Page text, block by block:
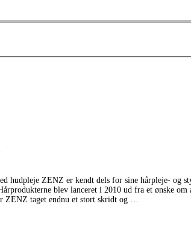
hudpleje ZENZ er kendt dels for sine hårpleje- og
blev lanceret i 2010 ud fra et ønske
ZENZ taget endnu et stort skridt og